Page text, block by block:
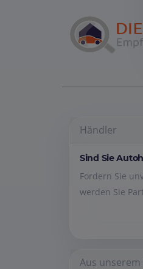
Händler
Sind Sie
Fordern Sie
werden Sie
Aus unserem